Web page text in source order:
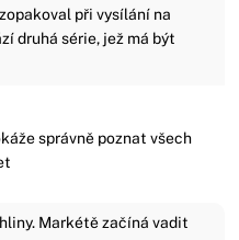
při vysílání na
druhá série, jež má být
správně poznat všech
Markétě začíná vadit